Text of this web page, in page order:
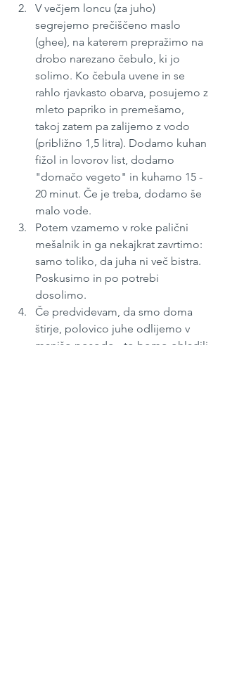
V večjem loncu (za juho)
segrejemo prečiščeno maslo
(ghee), na katerem prepražimo na
drobo narezano čebulo, ki jo
solimo. Ko čebula uvene in se
rahlo rjavkasto obarva, posujemo z
mleto papriko in premešamo,
takoj zatem pa zalijemo z vodo
(približno 1,5 litra). Dodamo kuhan
fižol in lovorov list, dodamo
"domačo vegeto" in kuhamo 15 -
20 minut. Če je treba, dodamo še
malo vode.
Potem vzamemo v roke palični
mešalnik in ga nekajkrat zavrtimo:
samo toliko, da juha ni več bistra.
Poskusimo in po potrebi
dosolimo.
Če predvidevam, da smo doma
štirje, polovico juhe odlijemo v
manjšo posodo - to bomo ohladili